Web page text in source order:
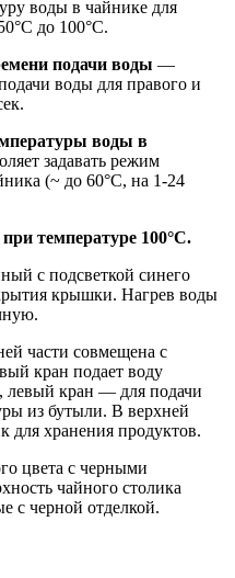
воды в чайнике для
до 100°С.
подачи воды —
воды для правого и
воды в
задавать режим
(~ до 60°С, на 1-24
температуре 100°С.
с подсветкой синего
крышки. Нагрев воды
части совмещена с
кран подает воду
левый кран — для подачи
из бутыли. В верхней
для хранения продуктов.
цвета с черными
чайного столика
с черной отделкой.